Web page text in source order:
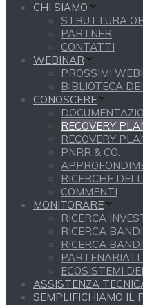
CHI SIAMO
STRUTTURA
PARTNER
CONTATTI
WEBINAR
PROSSIMI
BIBLIOTECA
CONOSCERE
RECOVERY
RECOVERY
PNRR & CO.
RICERCHE
COMMENTI
MONITORARE
RICERCA
RICERCA BANDI
RICERCA
PARTENARIATI
ECOSISTEMI
ASSISTENZA
SEMPLIFICHIAMO IL